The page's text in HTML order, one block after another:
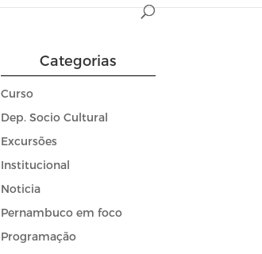
Categorias
Curso
Dep. Socio Cultural
Excursões
Institucional
Noticia
Pernambuco em foco
Programação